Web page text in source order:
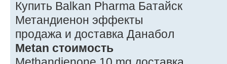
Купить Balkan Pharma Батайск
Метандиенон эффекты
продажа и доставка Данабол
Metan стоимость